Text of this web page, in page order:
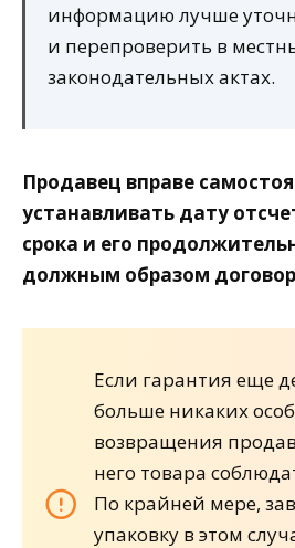
информацию лучше
и перепроверить в
законодательных актах.
Продавец вправе
устанавливать дату
срока и его
должным образом
Если гарантия еще
больше никаких
возвращения
него товара
По крайней мере,
упаковку в этом